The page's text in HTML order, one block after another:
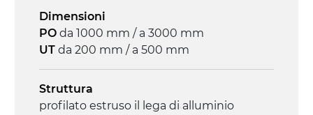
Controllo
on/off, E-Stop, protezione termica motore
Dimensioni
PO da 1000 mm / a 3000 mm
UT da 200 mm / a 500 mm
Struttura
profilato estruso il lega di alluminio